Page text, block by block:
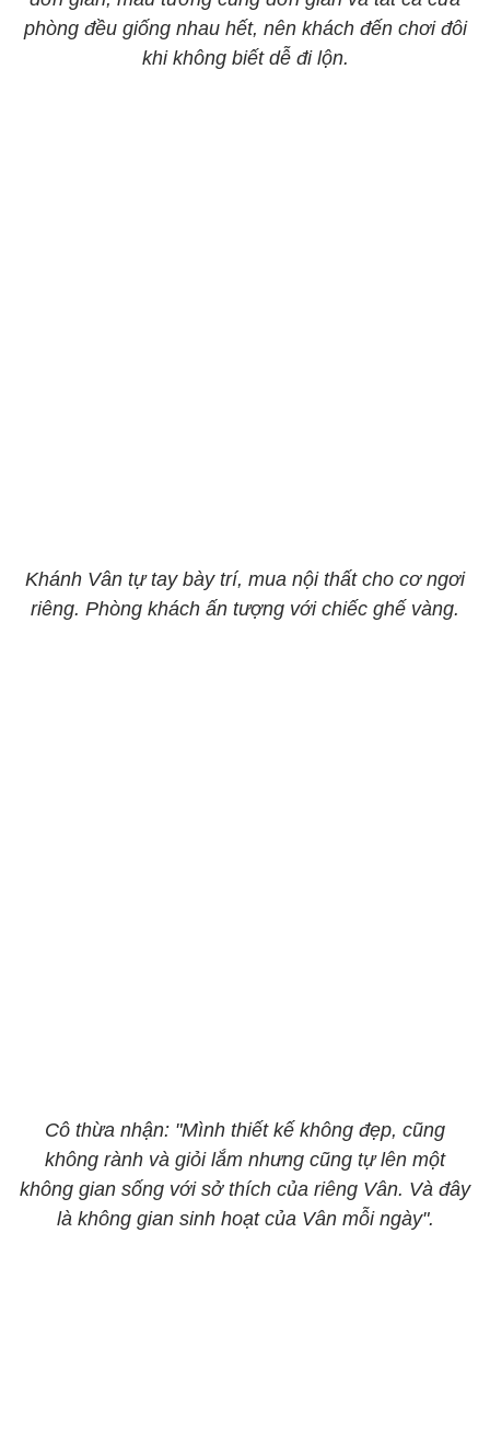
phòng đều giống nhau hết, nên khách đến chơi đôi
khi không biết dễ đi lộn.
Khánh Vân tự tay bày trí, mua nội thất cho cơ ngơi
riêng. Phòng khách ấn tượng với chiếc ghế vàng.
Cô thừa nhận: "Mình thiết kế không đẹp, cũng
không rành và giỏi lắm nhưng cũng tự lên một
không gian sống với sở thích của riêng Vân. Và đây
là không gian sinh hoạt của Vân mỗi ngày".